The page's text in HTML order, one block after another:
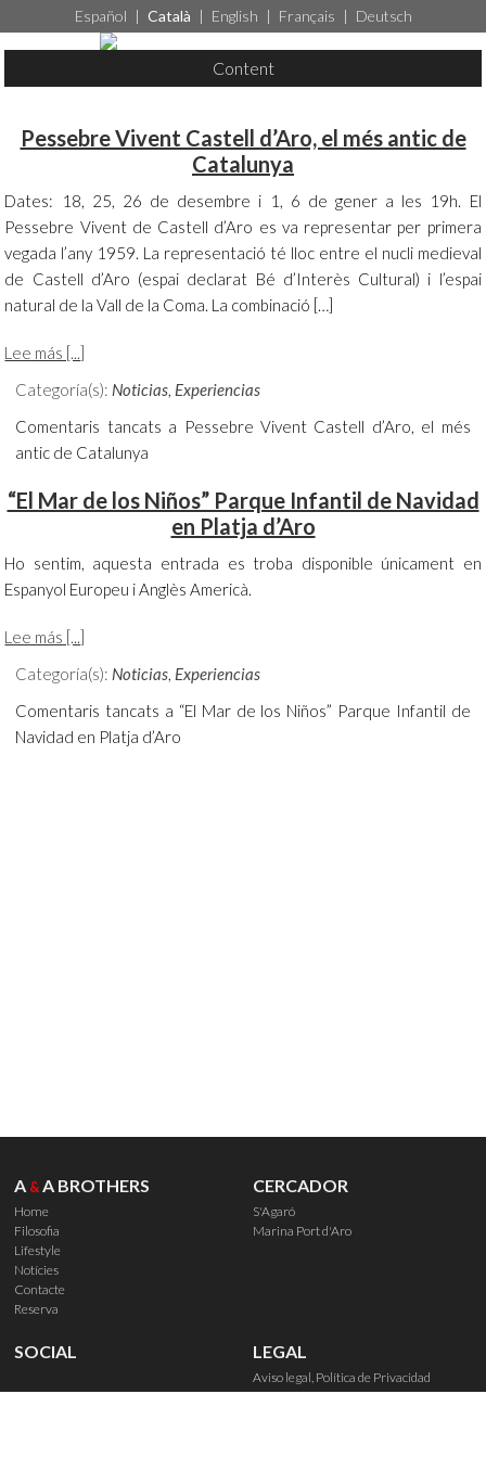
Español | Català | English | Français | Deutsch
Content
Pessebre Vivent Castell d’Aro, el més antic de
Catalunya
Dates: 18, 25, 26 de desembre i 1, 6 de gener a les 19h. El
Pessebre Vivent de Castell d’Aro es va representar per primera
vegada l’any 1959. La representació té lloc entre el nucli medieval
de Castell d’Aro (espai declarat Bé d’Interès Cultural) i l’espai
natural de la Vall de la Coma. La combinació […]
Lee más [...]
Categoría(s): Noticias, Experiencias
Comentaris tancats a Pessebre Vivent Castell d’Aro, el més
antic de Catalunya
“El Mar de los Niños” Parque Infantil de Navidad
en Platja d’Aro
Ho sentim, aquesta entrada es troba disponible únicament en
Espanyol Europeu i Anglès Americà.
Lee más [...]
Categoría(s): Noticias, Experiencias
Comentaris tancats a “El Mar de los Niños” Parque Infantil de
Navidad en Platja d’Aro
A &A BROTHERS
Home
Filosofia
Lifestyle
Notícies
Contacte
Reserva
CERCADOR
S'Agaró
Marina Port d'Aro
SOCIAL LEGAL
Aviso legal, Política de Privacidad
Política de Cookies